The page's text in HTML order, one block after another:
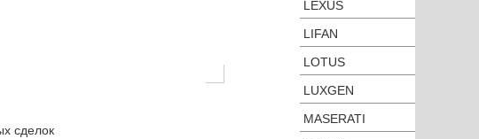
сделок
LEXUS
LIFAN
LOTUS
LUXGEN
MASERATI